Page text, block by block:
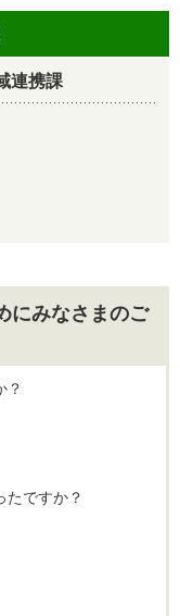
連携課
にみなさまのご
？
たですか？